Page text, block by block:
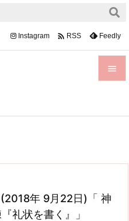

次へ
検索
Instagram  RSS Feedly
年 9月22日)「 神
礼状を書く』」